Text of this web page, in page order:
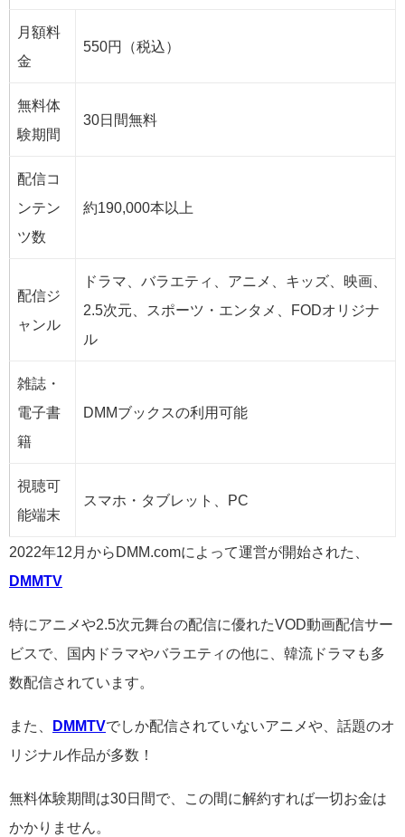
月額料
金
550円（税込）
無料体
験期間
30日間無料
配信コ
ンテン
ツ数
約190,000本以上
配信ジ
ャンル
ドラマ、バラエティ、アニメ、キッズ、映画、
2.5次元、
スポーツ・エンタメ、FODオリジナ
ル
雑誌・
電子書
籍
DMMブックスの利用可能
視聴可
能端末
スマホ・タブレット、PC
2022年12月からDMM.comによって運営が開始された、
DMMTV
特にアニメや2.5次元舞台の配信に優れたVOD動画配信サー
ビスで、国内ドラマやバラエティの他に、韓流ドラマも多
数配信されています。
また、 DMMTVでしか配信されていないアニメや、話題のオ
リジナル作品が多数！
無料体験期間は30日間で、この間に解約すれば一切お金は
かかりません。